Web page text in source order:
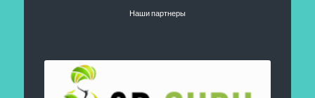
Наши партнеры